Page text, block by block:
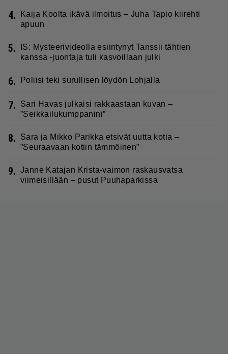
4.
Kaija Koolta ikävä ilmoitus – Juha Tapio kiirehti
apuun
5.
IS: Mysteerivideolla esiintynyt Tanssii tähtien
kanssa -juontaja tuli kasvoillaan julki
6. Poliisi teki surullisen löydön Lohjalla
7.
Sari Havas julkaisi rakkaastaan kuvan –
”Seikkailukumppanini”
8.
Sara ja Mikko Parikka etsivät uutta kotia –
”Seuraavaan kotiin tämmöinen”
9. Janne Katajan Krista-vaimon raskausvatsa
viimeisillään – pusut Puuhaparkissa